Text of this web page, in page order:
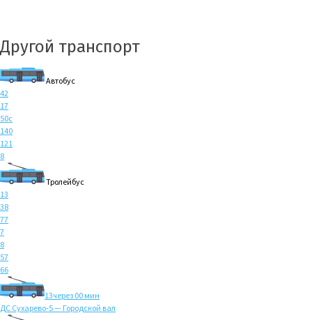
Другой транспорт
Автобус
42
17
50с
140
121
8
Тролейбус
13
38
77
7
8
57
66
13через 00 мин
ДС Сухарево-5 — Городской вал